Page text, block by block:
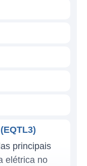
principais
elétrica no